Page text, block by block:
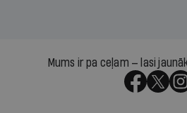
Mums ir pa ceļam — lasi